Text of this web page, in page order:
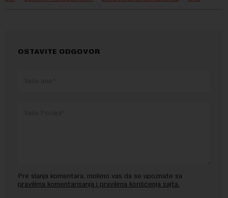
OSTAVITE ODGOVOR
Pre slanja komentara, molimo vas da se upoznate sa
pravilima komentarisanja i pravilima korišćenja sajta.